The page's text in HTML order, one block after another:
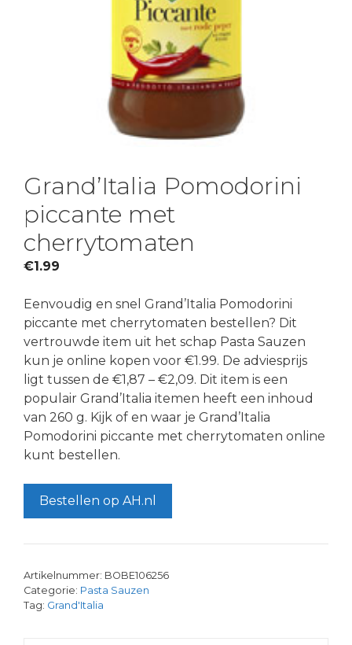
Grand’Italia Pomodorini
piccante met
cherrytomaten
€1.99
Eenvoudig en snel Grand’Italia Pomodorini
piccante met cherrytomaten bestellen? Dit
vertrouwde item uit het schap Pasta Sauzen
kun je online kopen voor €1.99. De adviesprijs
ligt tussen de €1,87 – €2,09. Dit item is een
populair Grand’Italia itemen heeft een inhoud
van 260 g. Kijk of en waar je Grand’Italia
Pomodorini piccante met cherrytomaten online
kunt bestellen.
Bestellen op AH.nl
Artikelnummer: BOBE106256
Categorie: Pasta Sauzen
Tag: Grand'Italia